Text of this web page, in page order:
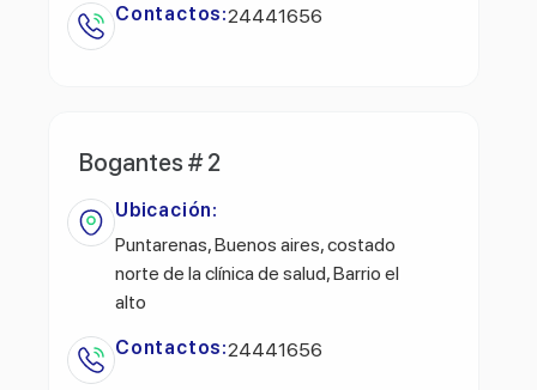
Contactos:24441656
Bogantes # 2
Ubicación:
Puntarenas, Buenos aires, costado
norte de la clínica de salud, Barrio el
alto
Contactos:24441656